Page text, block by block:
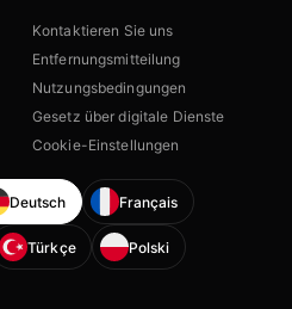
Kontaktieren Sie uns
Entfernungsmitteilung
Nutzungsbedingungen
Gesetz über digitale Dienste
Cookie-Einstellungen
Deutsch Français
Türkçe Polski